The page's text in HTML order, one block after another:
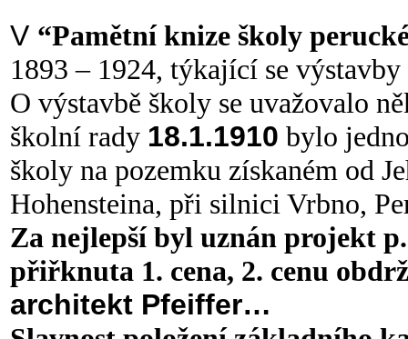
V “Pamětní knize školy
1893 – 1924, týkající se
O výstavbě školy se uvažovalo
školní rady 18.1.1910 bylo
školy na pozemku získaném od
Hohensteina, při silnici Vrbno,
Za nejlepší byl uznán projekt
přiřknuta 1. cena, 2. cenu
architekt Pfeiffer…